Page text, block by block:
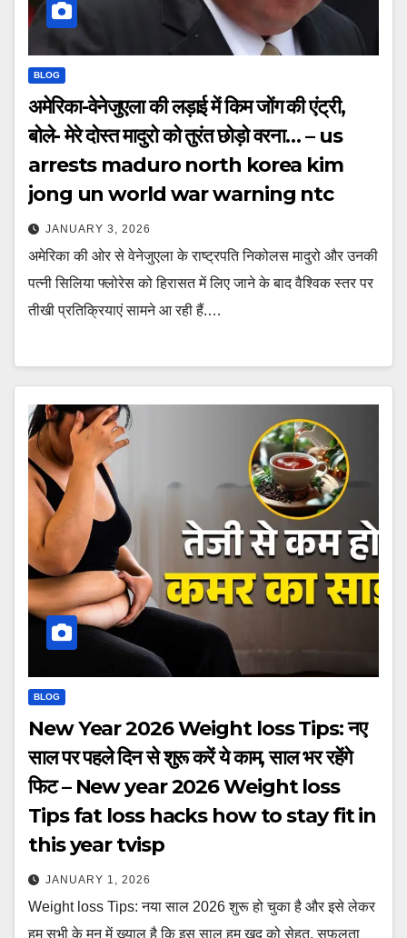
BLOG
अमेरिका-वेनेजुएला की लड़ाई में किम जोंग की एंट्री,
बोले- मेरे दोस्त मादुरो को तुरंत छोड़ो वरना… – us
arrests maduro north korea kim
jong un world war warning ntc
JANUARY 3, 2026
अमेरिका की ओर से वेनेजुएला के राष्ट्रपति निकोलस मादुरो और उनकी
पत्नी सिलिया फ्लोरेस को हिरासत में लिए जाने के बाद वैश्विक स्तर पर
तीखी प्रतिक्रियाएं सामने आ रही हैं.…
BLOG
New Year 2026 Weight loss Tips: नए
साल पर पहले दिन से शुरू करें ये काम, साल भर रहेंगे
फिट – New year 2026 Weight loss
Tips fat loss hacks how to stay fit in
this year tvisp
JANUARY 1, 2026
Weight loss Tips: नया साल 2026 शुरू हो चुका है और इसे लेकर
हम सभी के मन में ख्याल है कि इस साल हम खुद को सेहत, सफलता